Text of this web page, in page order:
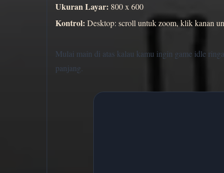
Ukuran Layar: 800 x 600
Kontrol: Desktop: scroll untuk zoom, klik kanan
Mulai main di atas kalau kamu ingin game idle
panjang.